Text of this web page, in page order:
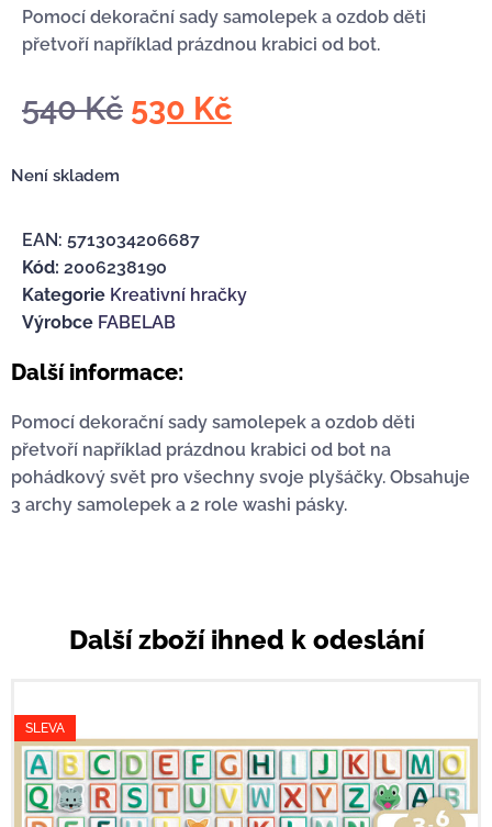
Pomocí dekorační sady samolepek a ozdob děti
přetvoří například prázdnou krabici od bot.
540Kč 530 Kč
Není skladem
EAN: 5713034206687
Kód: 2006238190
Kategorie Kreativní hračky
Výrobce FABELAB
Další informace:
Pomocí dekorační sady samolepek a ozdob děti
přetvoří například prázdnou krabici od bot na
pohádkový svět pro všechny svoje plyšáčky. Obsahuje
3 archy samolepek a 2 role washi pásky.
Další zboží ihned k odeslání
SLEVA